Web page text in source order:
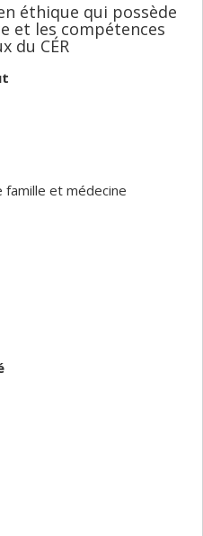
éthique qui possède
et les compétences
du CÉR
famille et médecine